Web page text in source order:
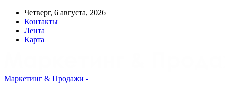
Четверг, 6 августа, 2026
Контакты
Лента
Карта
Маркетинг & Продажи -